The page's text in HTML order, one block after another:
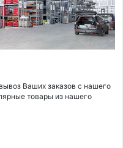
Ваших заказов с нашего
товары из нашего